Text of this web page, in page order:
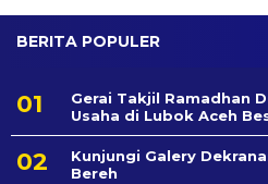
BERITA POPULER
Gerai Takjil Ramadhan
Usaha di Lubok Aceh
Kunjungi Galery
Bereh